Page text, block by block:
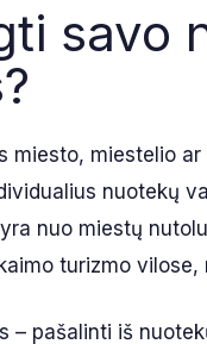
savo
miestelio
nuotekų
nuo miestų
turizmo
– pašalinti iš